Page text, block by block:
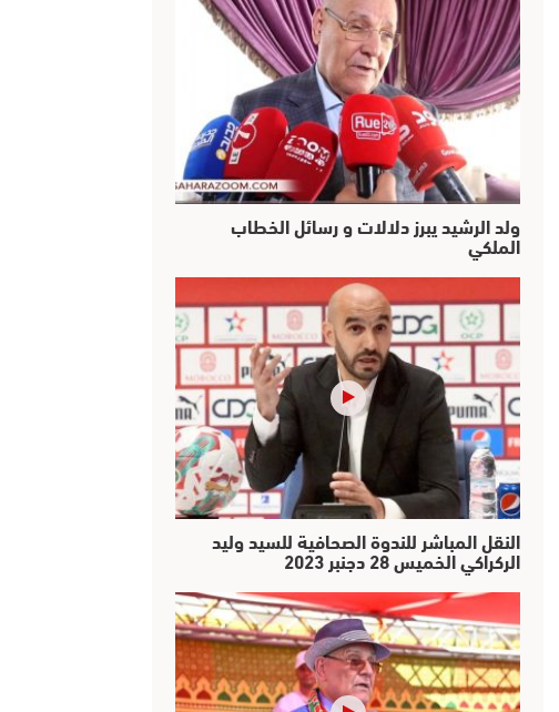
ولد الرشيد يبرز دلالات و رسائل الخطاب
الملكي
النقل المباشر للندوة الصحافية للسيد وليد
الركراكي الخميس 28 دجنبر 2023